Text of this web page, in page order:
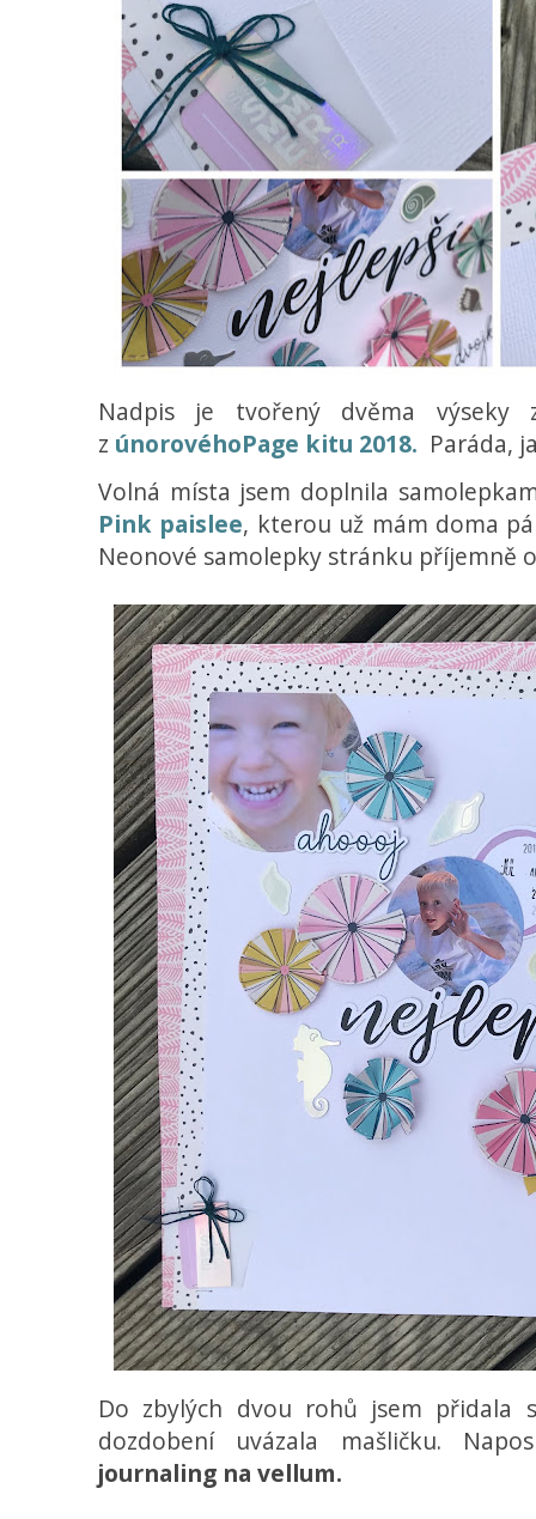
Nadpis je tvořený dvěma
z únorovéhoPage kitu 2018. Paráda,
Volná místa jsem doplnila
Pink paislee, kterou už mám doma
Neonové samolepky stránku příjemně
Do zbylých dvou rohů jsem přidala
dozdobení uvázala mašličku.
journaling na vellum.